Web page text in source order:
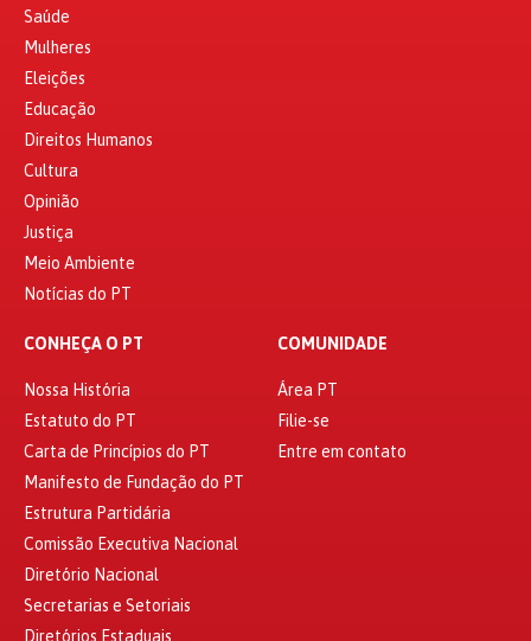
Saúde
Mulheres
Eleições
Educação
Direitos Humanos
Cultura
Opinião
Justiça
Meio Ambiente
Notícias do PT
CONHEÇA O PT
Nossa História
Estatuto do PT
Carta de Princípios do PT
Manifesto de Fundação do PT
Estrutura Partidária
Comissão Executiva Nacional
Diretório Nacional
Secretarias e Setoriais
Diretórios Estaduais
COMUNIDADE
Área PT
Filie-se
Entre em contato